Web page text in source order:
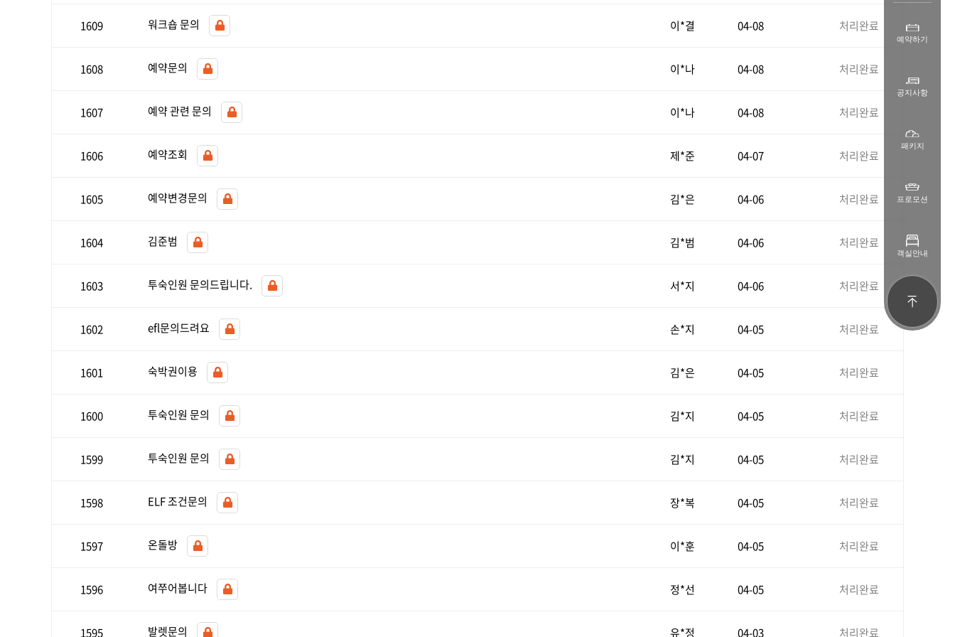
1609 워크숍 문의 이*결 04-08 처리완료
1608 예약문의 이*나 04-08 처리완료
1607 예약 관련 문의 이*나 04-08 처리완료
1606 예약조회 제*준 04-07 처리완료
1605 예약변경문의 김*은 04-06 처리완료
1604 김준범 김*범 04-06 처리완료
1603 투숙인원 문의드립니다. 서*지 04-06 처리완료
1602 efl문의드려요 손*지 04-05 처리완료
1601 숙박권이용 김*은 04-05 처리완료
1600 투숙인원 문의 김*지 04-05 처리완료
1599 투숙인원 문의 김*지 04-05 처리완료
1598 ELF 조건문의 장*복 04-05 처리완료
1597 온돌방 이*훈 04-05 처리완료
1596 여쭈어봅니다 정*선 04-05 처리완료
1595 발렛문의 유*정 04-03 처리완료
예약하기
공지사항
패키지
프로모션
객실안내